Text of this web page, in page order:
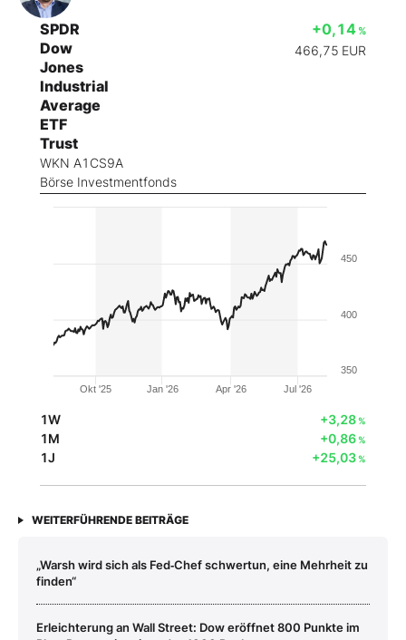
SPDR
Dow
Jones
Industrial
Average
ETF
Trust
WKN A1CS9A
Börse Investmentfonds
+0,14 %
466,75 EUR
Okt '25 Jan '26 Apr '26 Jul '26
350
400
450
1W +3,28%
1M +0,86%
1J +25,03%
WEITERFÜHRENDE BEITRÄGE
„Warsh wird sich als Fed‑Chef schwertun, eine Mehrheit zu
finden“
Erleichterung an Wall Street: Dow eröffnet 800 Punkte im